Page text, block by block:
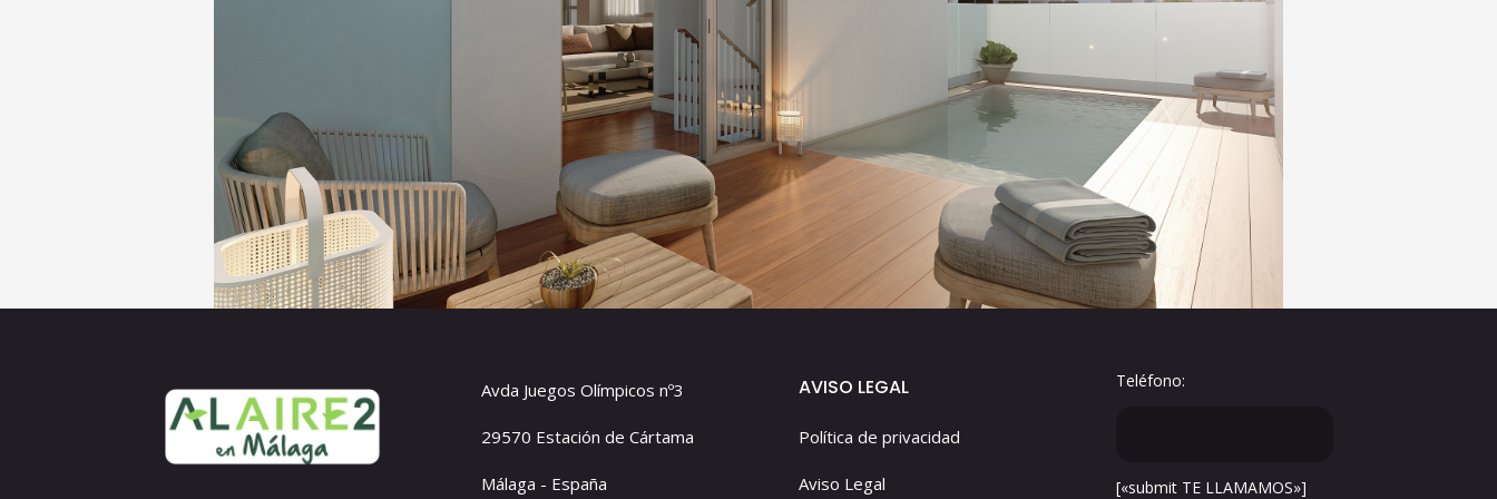
Avda Juegos Olímpicos nº3
29570 Estación de Cártama
Málaga - España
AVISO LEGAL
Política de privacidad
Aviso Legal
Teléfono:
[«submit TE LLAMAMOS»]